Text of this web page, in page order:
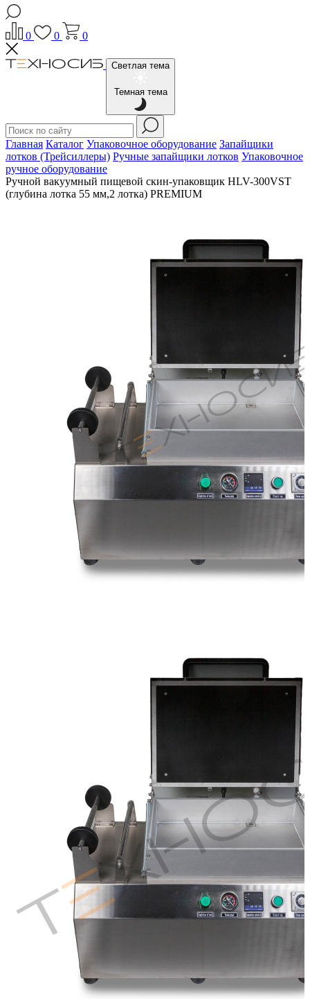
0 0 0
Светлая тема
Темная тема
Главная Каталог Упаковочное оборудование Запайщики
лотков (Трейсиллеры) Ручные запайщики лотков Упаковочное
ручное оборудование
Ручной вакуумный пищевой скин-упаковщик HLV-300VST
(глубина лотка 55 мм,2 лотка) PREMIUM